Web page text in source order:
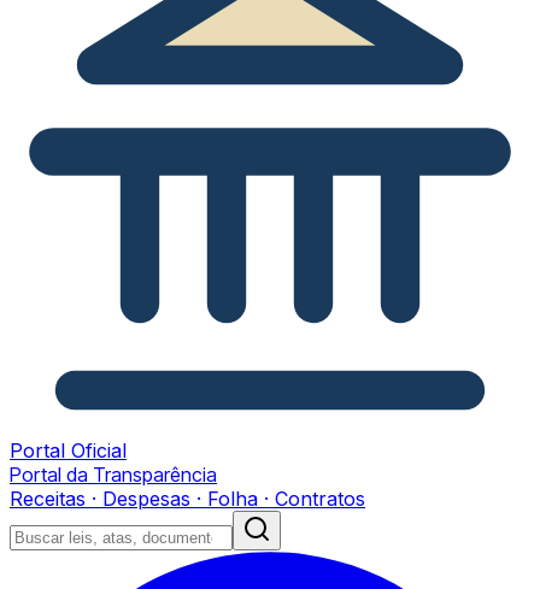
Portal Oficial
Portal da Transparência
Receitas · Despesas · Folha · Contratos